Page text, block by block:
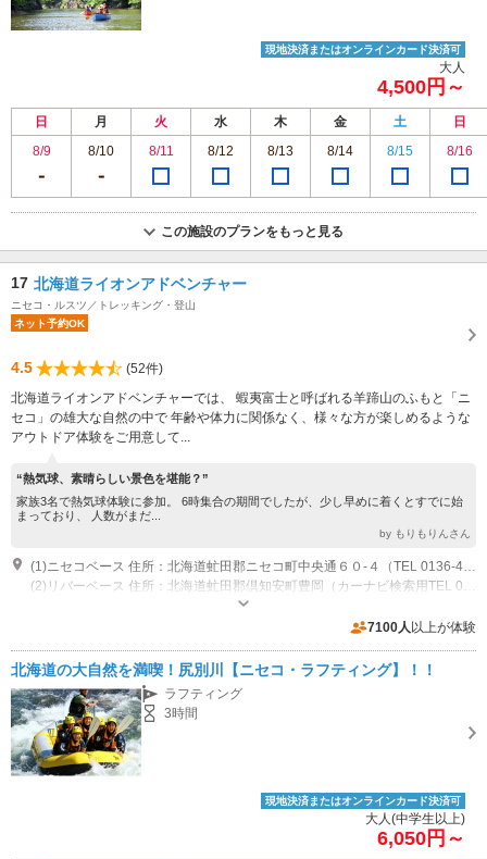
現地決済またはオンラインカード決済可
大人
4,500円～
日 月 火 水 木 金 土
日
8/9
8/10 8/11 8/12 8/13 8/14 8/15 8/16
この施設のプランをもっと見る
17 北海道ライオンアドベンチャー
ニセコ・ルスツ／トレッキング・登山
ネット予約OK
4.5
(52件)
北海道ライオンアドベンチャーでは、 蝦夷富士と呼ばれる羊蹄山のふもと「ニ
セコ」の雄大な自然の中で 年齢や体力に関係なく、様々な方が楽しめるような
アウトドア体験をご用意して...
“熱気球、素晴らしい景色を堪能？”
家族3名で熱気球体験に参加。 6時集合の期間でしたが、少し早めに着くとすでに始
まっており、 人数がまだ...
by もりもりんさん
営業時間：4月中旬～10月（8：00～18：00） 11～4月初旬（9：00～17：
7100人 以上が体験
北海道の大自然を満喫！尻別川【ニセコ・ラフティング】！！
ラフティング
3時間
現地決済またはオンラインカード決済可
大人(中学生以上)
6,050円～